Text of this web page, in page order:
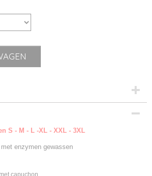
S - M - L -XL - XXL - 3XL
enzymen gewassen
capuchon